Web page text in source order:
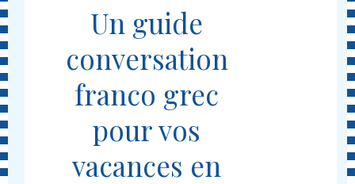
Un guide
conversation
franco grec
pour vos
vacances en